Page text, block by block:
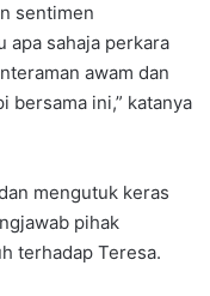
sentimen
apa sahaja perkara
awam dan
bersama ini,” katanya
mengutuk keras
pihak
terhadap Teresa.